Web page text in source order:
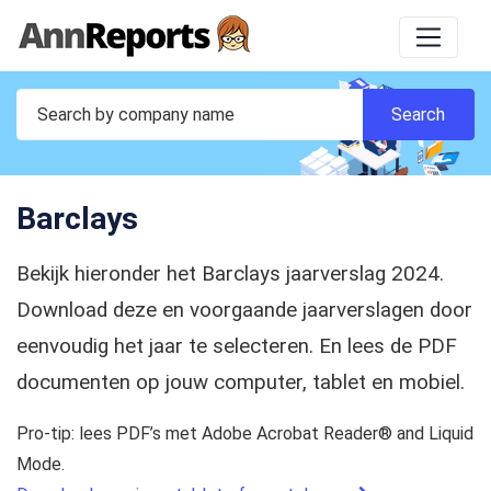
Barclays
Bekijk hieronder het Barclays jaarverslag 2024.
Download deze en voorgaande jaarverslagen door
eenvoudig het jaar te selecteren. En lees de PDF
documenten op jouw computer, tablet en mobiel.
Pro-tip: lees PDF’s met Adobe Acrobat Reader® and Liquid
Mode.